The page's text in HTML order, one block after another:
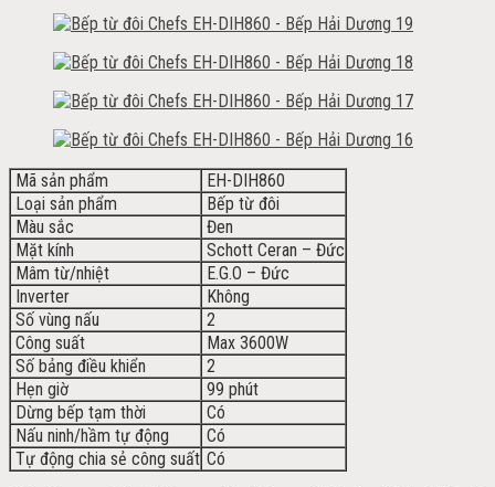
Mã sản phẩm
EH-DIH860
Loại sản phẩm
Bếp từ đôi
Màu sắc
Đen
Mặt kính
Schott Ceran – Đức
Mâm từ/nhiệt
E.G.O – Đức
Inverter
Không
Số vùng nấu
2
Công suất
Max 3600W
Số bảng điều khiển
2
Hẹn giờ
99 phút
Dừng bếp tạm thời
Có
Nấu ninh/hầm tự động
Có
Tự động chia sẻ công suất Có